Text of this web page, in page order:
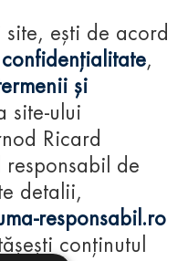
site, ești de acord
,
și
site-ului
Ricard
responsabil de
detalii,
responsabil.ro
conținutul